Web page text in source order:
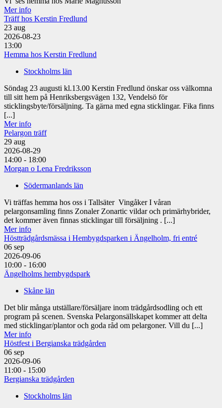
Mer info
Träff hos Kerstin Fredlund
23 aug
2026-08-23
13:00
Hemma hos Kerstin Fredlund
Stockholms län
Söndag 23 augusti kl.13.00 Kerstin Fredlund önskar oss välkomna
till sitt hem på Henriksbergsvägen 132, Vendelsö för
sticklingsbyte/försäljning. Ta gärna med egna sticklingar. Fika finns
[...]
Mer info
Pelargon träff
29 aug
2026-08-29
14:00 - 18:00
Morgan o Lena Fredriksson
Södermanlands län
Vi träffas hemma hos oss i Tallsäter Vingåker I våran
pelargonsamling finns Zonaler Zonartic vildar och primärhybrider,
det kommer även finnas sticklingar till försäljning . [...]
Mer info
Höstträdgårdsmässa i Hembygdsparken i Ängelholm, fri entré
06 sep
2026-09-06
10:00 - 16:00
Ängelholms hembygdspark
Skåne län
Det blir många utställare/försäljare inom trädgårdsodling och ett
program på scenen. Svenska Pelargonsällskapet kommer att delta
med sticklingar/plantor och goda råd om pelargoner. Vill du [...]
Mer info
Höstfest i Bergianska trädgården
06 sep
2026-09-06
11:00 - 15:00
Bergianska trädgården
Stockholms län